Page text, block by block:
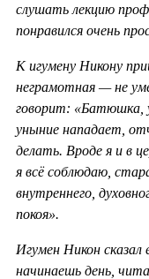
слушать лекцию
понравился очень
К игумену Никону
неграмотная — не
говорит: «Батюшка,
уныние нападает,
делать. Вроде я и в
я всё соблюдаю,
внутреннего,
покоя».
Игумен Никон
начинаешь день,